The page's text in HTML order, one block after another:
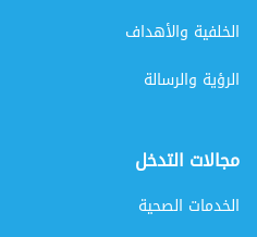
الخلفية والأهداف
الرؤية والرسالة
مجالات التدخل
الخدمات الصحية